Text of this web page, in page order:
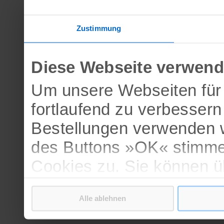
Zustimmung
Diese Webseite
Um unsere Webseiten
fortlaufend zu
Bestellungen
des Buttons »OK«
Cookies zu. Sie können
verschiedenen Cookies
bestätigen.
Alle ablehnen